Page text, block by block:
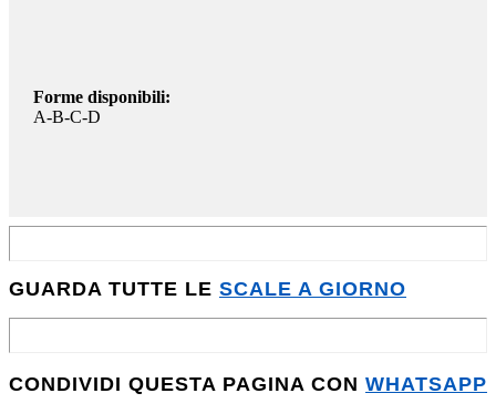
Forme disponibili:
A-B-C-D
GUARDA TUTTE LE SCALE A GIORNO
CONDIVIDI QUESTA PAGINA CON WHATSAPP